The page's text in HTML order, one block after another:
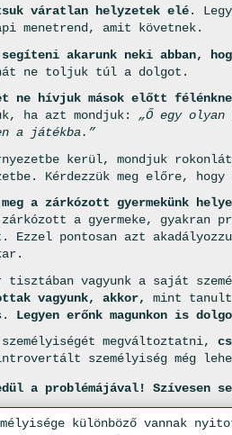
váratlan helyzetek elé.
menetrend, amit követnek.
akarunk neki abban,
ne toljuk túl a dolgot.
ne hívjuk mások előtt
ha azt mondjuk: „Ő egy
a játékba.”
kerül, mondjuk
Kérdezzük meg előre, hogy
meg a zárkózott gyermekünk
zárkózott a gyermeke, gyakran
Ezzel pontosan azt
tisztában vagyunk a saját
vagyunk, akkor,
mint tanult
Legyen erőnk magunkon is
megváltoztatni,
személyiség még
a problémájával! Szívesen